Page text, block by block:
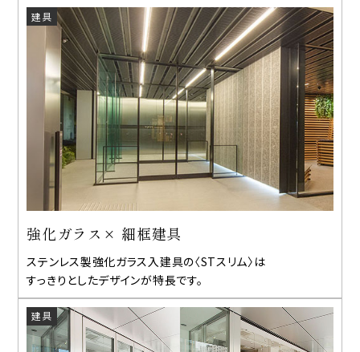
建具
強化ガラス× 細框建具
ステンレス製強化ガラス入建具の〈STスリム〉は
すっきりとしたデザインが特長です。
建具